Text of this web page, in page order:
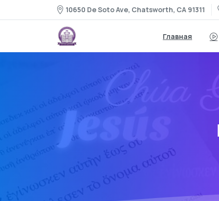
10650 De Soto Ave, Chatsworth, CA 91311
Главная